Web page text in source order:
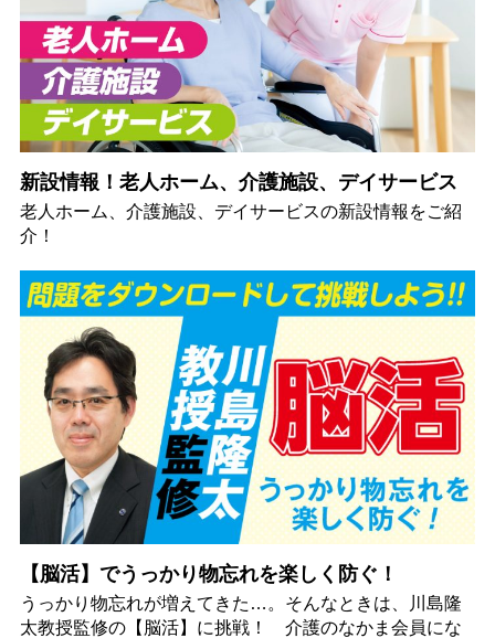
新設情報！老人ホーム、介護施設、デイサービス
老人ホーム、介護施設、デイサービスの新設情報をご紹
介！
【脳活】でうっかり物忘れを楽しく防ぐ！
うっかり物忘れが増えてきた…。そんなときは、川島隆
太教授監修の【脳活】に挑戦！ 介護のなかま会員にな